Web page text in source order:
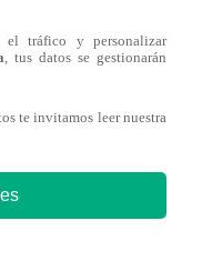
de
puede
tráfico y personalizar
, tus datos se gestionarán
te invitamos leer nuestra